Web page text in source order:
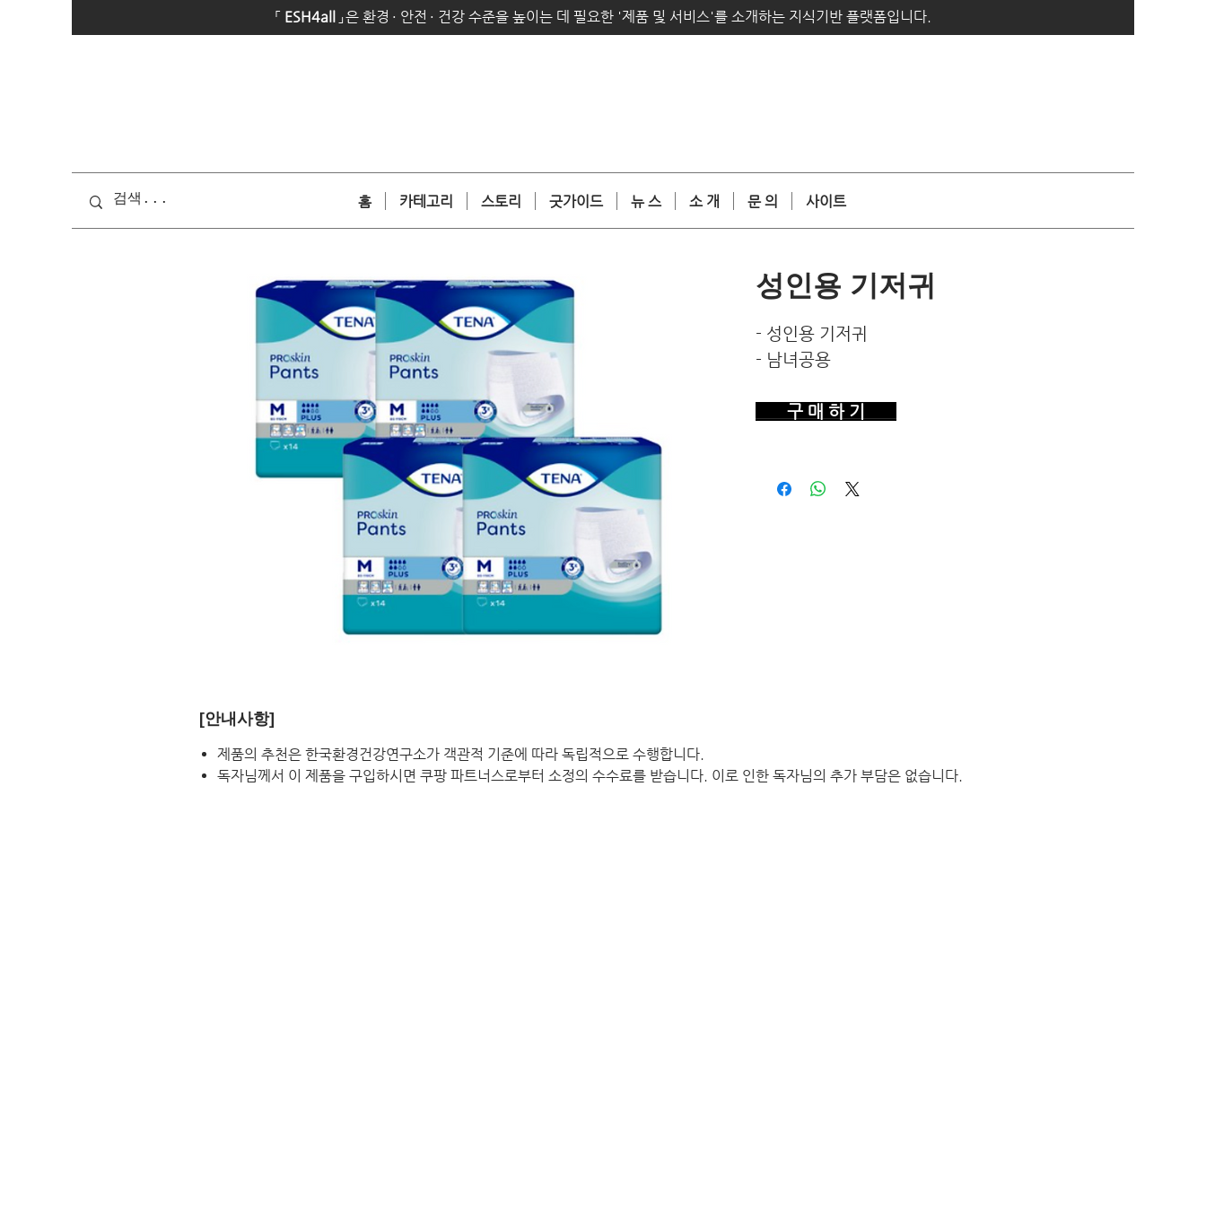
「 ESH4all 」은 환경 · 안전 · 건강 수준을 높이는 데 필요한 '제품 및 서비스'를 소개하는 지식기반 플랫폼입니다.
홈 카테고리 스토리 굿가이드 뉴 스 소 개 문 의 사이트
성인용 기저귀
- 성인용 기저귀
- 남녀공용
구 매 하 기
[안내사항]
제품의 추천은 한국환경건강연구소가 객관적 기준에 따라 독립적으로 수행합니다.
독자님께서 이 제품을 구입하시면 쿠팡 파트너스로부터 소정의 수수료를 받습니다. 이로 인한 독자님의 추가 부담은 없습니다.